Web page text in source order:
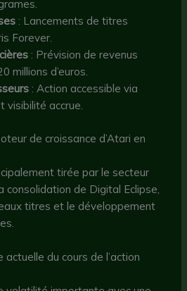
: Lancements de titres
Forever.
: Prévision de revenus
millions d’euros.
: Action accessible via
visibilité accrue.
de croissance d’Atari en
tirée par le secteur
consolidation de Digital Eclipse,
titres et le développement
du cours de l’action